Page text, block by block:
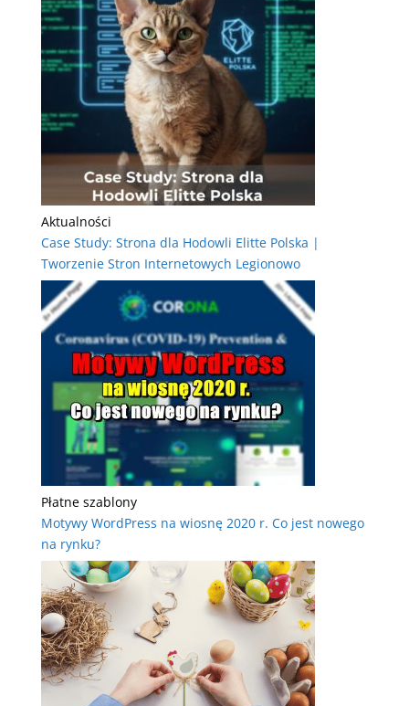
Aktualności
Case Study: Strona dla Hodowli Elitte Polska |
Tworzenie Stron Internetowych Legionowo
Płatne szablony
Motywy WordPress na wiosnę 2020 r. Co jest nowego
na rynku?